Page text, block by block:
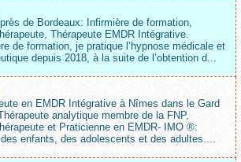
de Bordeaux: Infirmière de formation,
Thérapeute EMDR Intégrative.
de formation, je pratique l’hypnose médicale et
depuis 2018, à la suite de l’obtention d...
en EMDR Intégrative à Nîmes dans le Gard
analytique membre de la FNP,
et Praticienne en EMDR- IMO ®:
enfants, des adolescents et des adultes....